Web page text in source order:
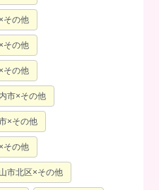
その他
その他
その他
市×その他
×その他
その他
市北区×その他